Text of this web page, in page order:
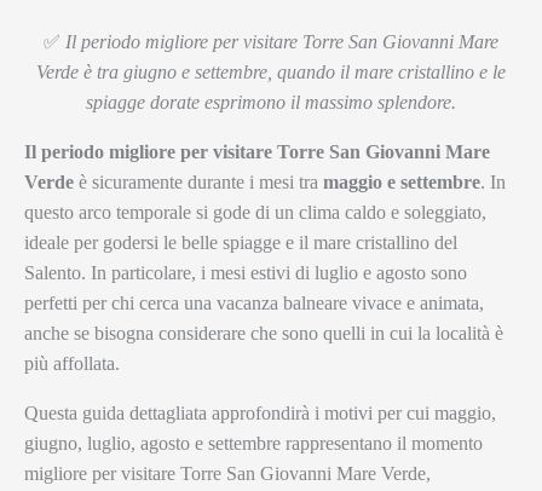
✅ Il periodo migliore per visitare Torre San Giovanni Mare
Verde è tra giugno e settembre, quando il mare cristallino e le
spiagge dorate esprimono il massimo splendore.
Il periodo migliore per visitare Torre San Giovanni Mare
Verde è sicuramente durante i mesi tra maggio e settembre. In
questo arco temporale si gode di un clima caldo e soleggiato,
ideale per godersi le belle spiagge e il mare cristallino del
Salento. In particolare, i mesi estivi di luglio e agosto sono
perfetti per chi cerca una vacanza balneare vivace e animata,
anche se bisogna considerare che sono quelli in cui la località è
più affollata.
Questa guida dettagliata approfondirà i motivi per cui maggio,
giugno, luglio, agosto e settembre rappresentano il momento
migliore per visitare Torre San Giovanni Mare Verde,